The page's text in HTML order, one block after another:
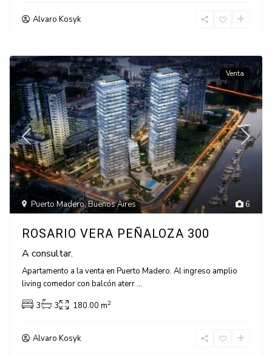
Alvaro Kosyk
6
Puerto Madero,Buenos Aires
Venta
ROSARIO VERA PEÑALOZA 300
A consultar.
Apartamento a la venta en Puerto Madero. Al ingreso amplio
living comedor con balcón aterr...
3
3 180.00 m2
Alvaro Kosyk